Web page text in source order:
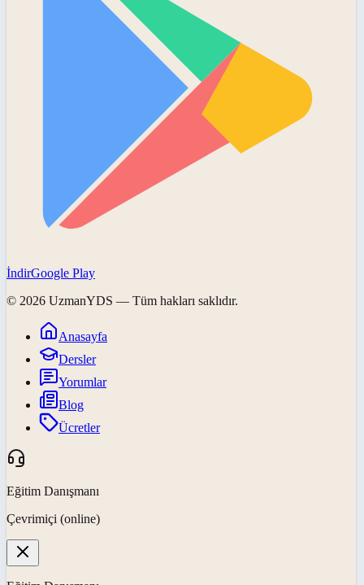
İndirGoogle Play
© 2026 UzmanYDS — Tüm hakları saklıdır.
Anasayfa
Dersler
Yorumlar
Blog
Ücretler
Eğitim Danışmanı
Çevrimiçi (online)